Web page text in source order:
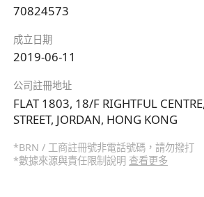
70824573
成立日期
2019-06-11
公司註冊地址
FLAT 1803, 18/F RIGHTFUL
STREET, JORDAN, HONG KONG
*BRN / 工商註冊號非電話號碼，請勿撥打
*數據來源與責任限制說明 查看更多